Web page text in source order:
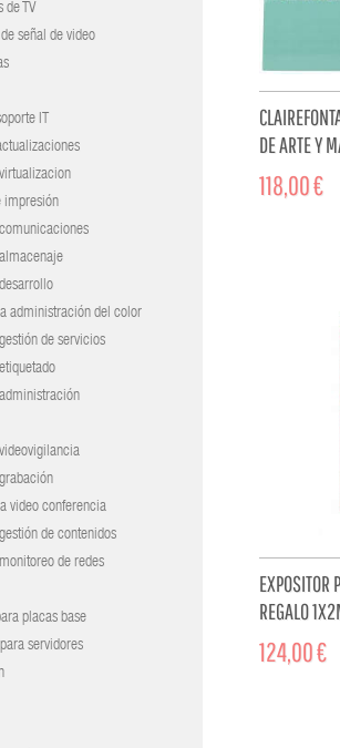
de TV
señal de video
IT
impresión
administración del color
de servicios
video conferencia
de contenidos
de redes
placas base
servidores
DE ARTE Y
118,00 €
EXPOSITOR
REGALO
MODELOS
124,00 €